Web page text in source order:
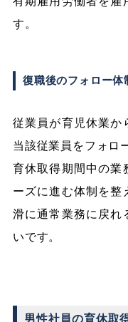
す。
復職後のフォロー体
従業員が育児休業か
当該従業員をフォロ
育休取得期間中の業
ーズに進む体制を整
滑に通常業務に戻れ
いです。
男性社員の育休取